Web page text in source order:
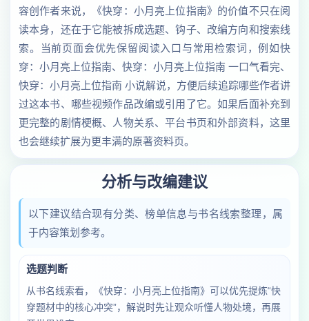
容创作者来说，《快穿：小月亮上位指南》的价值不只在阅
读本身，还在于它能被拆成选题、钩子、改编方向和搜索线
索。当前页面会优先保留阅读入口与常用检索词，例如快
穿：小月亮上位指南、快穿：小月亮上位指南 一口气看完、
快穿：小月亮上位指南 小说解说，方便后续追踪哪些作者讲
过这本书、哪些视频作品改编或引用了它。如果后面补充到
更完整的剧情梗概、人物关系、平台书页和外部资料，这里
也会继续扩展为更丰满的原著资料页。
分析与改编建议
以下建议结合现有分类、榜单信息与书名线索整理，属
于内容策划参考。
选题判断
从书名线索看，《快穿：小月亮上位指南》可以优先提炼“快
穿题材中的核心冲突”，解说时先让观众听懂人物处境，再展